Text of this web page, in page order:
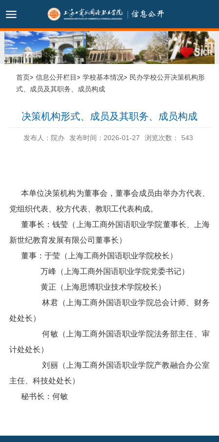
首页 信息公开栏目 学校基本情况
民办学校公开决策机构形
式、成员及其职务、成员构成
决策机构形式、成员及其职务、成员构成
发布人：院办 发布时间：2026-01-27 浏览次数： 543
本单位决策机构为董事会，董事会成员由举办方代表、
党组织代表、校方代表、教职工代表构成。
董事长：钱莹（上海工商外国语职业学院董事长、上海
新世纪教育发展有限公司董事长）
董事：于莹（上海工商外国语职业学院校长）
万峰（上海工商外国语职业学院党委书记）
黄正（上海思博职业技术学院校长）
林君（上海工商外国语职业学院总会计师、财务
处处长）
何敏（上海工商外国语职业学院法务部主任、审
计处处长）
刘丽（上海工商外国语职业学院产教融合办公室
主任、科技处处长）
秘书长：何敏